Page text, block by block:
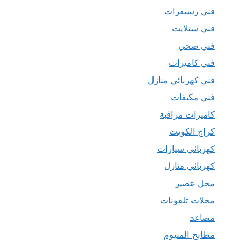
فني رسيفرات
فني ستلايت
فني صحي
فني كاميرات
فني كهربائي منازل
فني مكيفات
كاميرات مراقبة
كراج الكويت
كهربائي سيارات
كهربائي منازل
محل عصير
محلات تلفونات
مصاعد
مطابخ المنيوم